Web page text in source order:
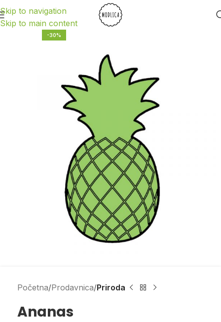
Skip to navigation
Skip to main content
-30%
Početna Prodavnica Priroda
Ananas